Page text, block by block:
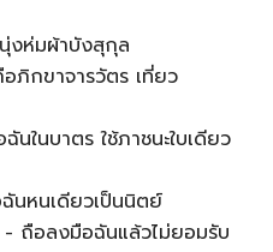
ห่มผ้าบังสุกุล
กขาจารวัตร เที่ยว
ในบาตร ใช้ภาชนะใบเดียว
นหนเดียวเป็นนิตย์
ถือลงมือฉันแล้วไม่ยอมรับ